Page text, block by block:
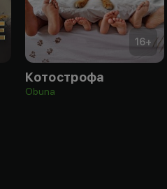
16+
Котострофа
Obuna